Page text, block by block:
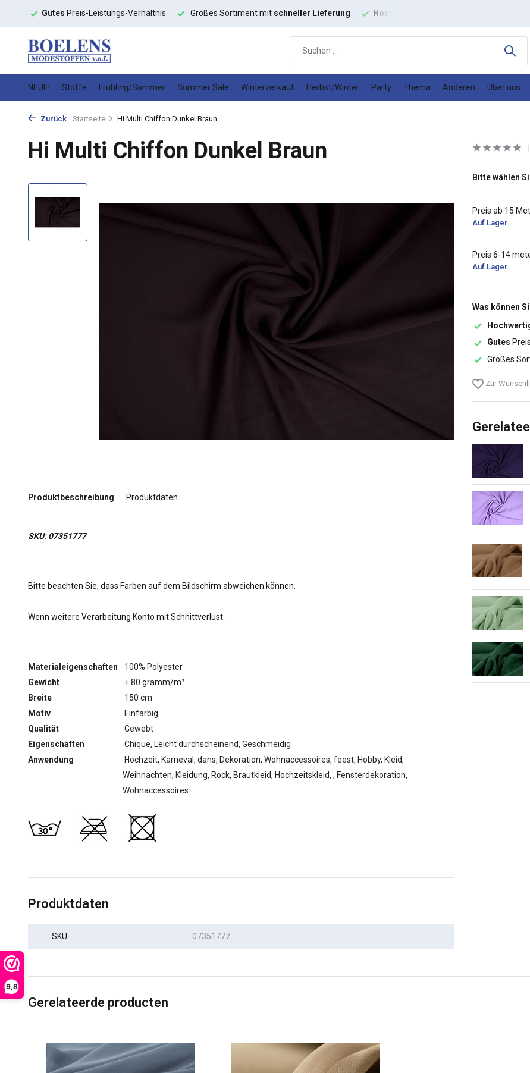
9,8
Gutes Preis-Leistungs-Verhältnis Großes Sortiment mit schneller Lieferung Hochwertige
NEUE! Stoffe Frühling/Sommer Summer Sale Winterverkauf Herbst/Winter Party Thema Anderen Über uns
Zurück Startseite Hi Multi Chiffon Dunkel Braun
Hi Multi Chiffon Dunkel Braun
Produktbeschreibung Produktdaten
SKU: 07351777
Bitte beachten Sie, dass Farben auf dem Bildschirm abweichen können.
Wenn weitere Verarbeitung Konto mit Schnittverlust.
Materialeigenschaften
100% Polyester
Gewicht
± 80 gramm/m²
Breite
150 cm
Motiv
Einfarbig
Qualität
Gewebt
Eigenschaften
Chique, Leicht durchscheinend, Geschmeidig
Anwendung
Hochzeit, Karneval, dans, Dekoration, Wohnaccessoires, feest, Hobby, Kleid,
Weihnachten, Kleidung, Rock, Brautkleid, Hochzeitskleid, , Fensterdekoration,
Wohnaccessoires
Produktdaten
SKU 07351777
Bitte wählen
Preis ab 15
Auf Lager
Preis 6-14
Auf Lager
Was können
Gutes
Großes
Zur
Gerelateerde producten